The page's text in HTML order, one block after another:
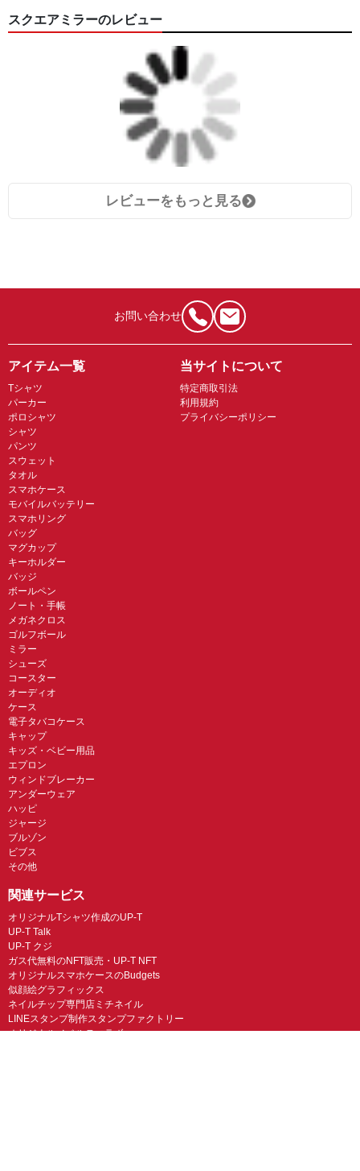
スクエアミラーのレビュー
レビューをもっと見る
お問い合わせ
アイテム一覧
Tシャツ
パーカー
ポロシャツ
シャツ
パンツ
スウェット
タオル
スマホケース
モバイルバッテリー
スマホリング
バッグ
マグカップ
キーホルダー
バッジ
ボールペン
ノート・手帳
メガネクロス
ゴルフボール
ミラー
シューズ
コースター
オーディオ
ケース
電子タバコケース
キャップ
キッズ・ベビー用品
エプロン
ウィンドブレーカー
アンダーウェア
ハッピ
ジャージ
ブルゾン
ビブス
その他
当サイトについて
特定商取引法
利用規約
プライバシーポリシー
関連サービス
オリジナルTシャツ作成のUP-T
UP-T Talk
UP-T クジ
ガス代無料のNFT販売・UP-T NFT
オリジナルスマホケースのBudgets
似顔絵グラフィックス
ネイルチップ専門店ミチネイル
LINEスタンプ制作スタンプファクトリー
オリジナルノベルティラボ